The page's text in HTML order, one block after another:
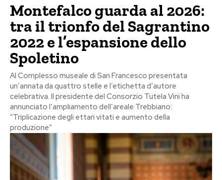
Montefalco guarda al 2026:
tra il trionfo del Sagrantino
2022 e l’espansione dello
Spoletino
Al Complesso museale di San Francesco presentata
un’annata da quattro stelle e l’etichetta d’autore
celebrativa. Il presidente del Consorzio Tutela Vini ha
annunciato l’ampliamento dell’areale Trebbiano:
“Triplicazione degli ettari vitati e aumento della
produzione”